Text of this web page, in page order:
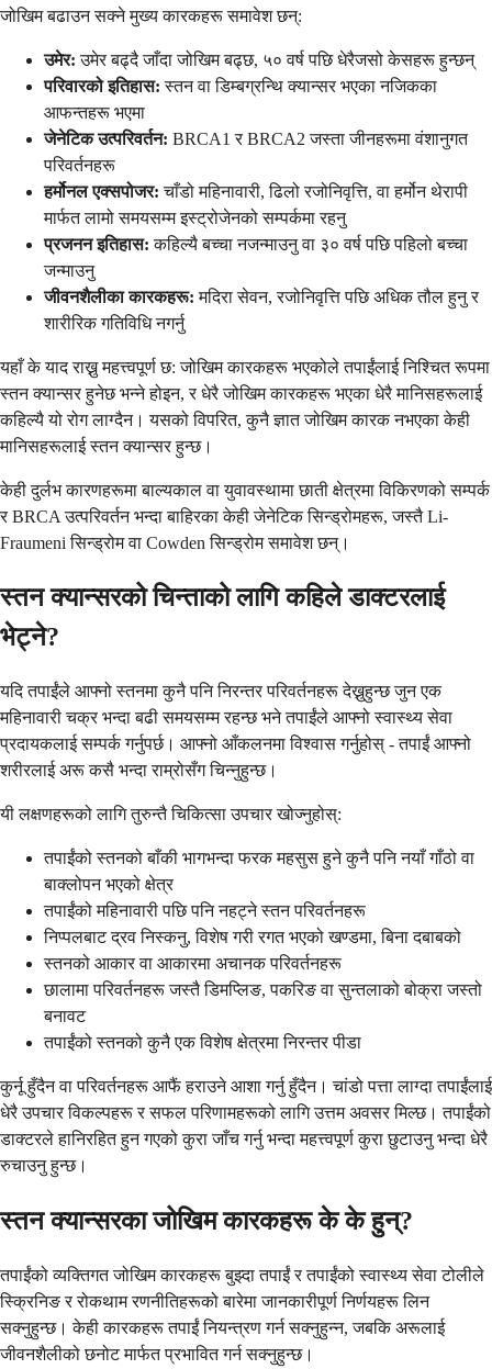
जोखिम बढाउन सक्ने मुख्य कारकहरू समावेश छन्:
उमेर: उमेर बढ्दै जाँदा जोखिम बढ्छ, ५० वर्ष पछि धेरैजसो केसहरू हुन्छन्
परिवारको इतिहास: स्तन वा डिम्बग्रन्थि क्यान्सर भएका नजिकका
आफन्तहरू भएमा
जेनेटिक उत्परिवर्तन: BRCA1 र BRCA2 जस्ता जीनहरूमा वंशानुगत
परिवर्तनहरू
हर्मोनल एक्सपोजर: चाँडो महिनावारी, ढिलो रजोनिवृत्ति, वा हर्मोन थेरापी
मार्फत लामो समयसम्म इस्ट्रोजेनको सम्पर्कमा रहनु
प्रजनन इतिहास: कहिल्यै बच्चा नजन्माउनु वा ३० वर्ष पछि पहिलो बच्चा
जन्माउनु
जीवनशैलीका कारकहरू: मदिरा सेवन, रजोनिवृत्ति पछि अधिक तौल हुनु र
शारीरिक गतिविधि नगर्नु
यहाँ के याद राख्नु महत्त्वपूर्ण छ: जोखिम कारकहरू भएकोले तपाईंलाई निश्चित रूपमा
स्तन क्यान्सर हुनेछ भन्ने होइन, र धेरै जोखिम कारकहरू भएका धेरै मानिसहरूलाई
कहिल्यै यो रोग लाग्दैन। यसको विपरित, कुनै ज्ञात जोखिम कारक नभएका केही
मानिसहरूलाई स्तन क्यान्सर हुन्छ।
केही दुर्लभ कारणहरूमा बाल्यकाल वा युवावस्थामा छाती क्षेत्रमा विकिरणको सम्पर्क
र BRCA उत्परिवर्तन भन्दा बाहिरका केही जेनेटिक सिन्ड्रोमहरू, जस्तै Li-
Fraumeni सिन्ड्रोम वा Cowden सिन्ड्रोम समावेश छन्।
स्तन क्यान्सरको चिन्ताको लागि कहिले डाक्टरलाई
भेट्ने?
यदि तपाईंले आफ्नो स्तनमा कुनै पनि निरन्तर परिवर्तनहरू देख्नुहुन्छ जुन एक
महिनावारी चक्र भन्दा बढी समयसम्म रहन्छ भने तपाईंले आफ्नो स्वास्थ्य सेवा
प्रदायकलाई सम्पर्क गर्नुपर्छ। आफ्नो आँकलनमा विश्वास गर्नुहोस् - तपाईं आफ्नो
शरीरलाई अरू कसै भन्दा राम्रोसँग चिन्नुहुन्छ।
यी लक्षणहरूको लागि तुरुन्तै चिकित्सा उपचार खोज्नुहोस्:
तपाईंको स्तनको बाँकी भागभन्दा फरक महसुस हुने कुनै पनि नयाँ गाँठो वा
बाक्लोपन भएको क्षेत्र
तपाईंको महिनावारी पछि पनि नहट्ने स्तन परिवर्तनहरू
निप्पलबाट द्रव निस्कनु, विशेष गरी रगत भएको खण्डमा, बिना दबाबको
स्तनको आकार वा आकारमा अचानक परिवर्तनहरू
छालामा परिवर्तनहरू जस्तै डिमप्लिङ, पकरिङ वा सुन्तलाको बोक्रा जस्तो
बनावट
तपाईंको स्तनको कुनै एक विशेष क्षेत्रमा निरन्तर पीडा
कुर्नू हुँदैन वा परिवर्तनहरू आफैं हराउने आशा गर्नु हुँदैन। चांडो पत्ता लाग्दा तपाईंलाई
धेरै उपचार विकल्पहरू र सफल परिणामहरूको लागि उत्तम अवसर मिल्छ। तपाईंको
डाक्टरले हानिरहित हुन गएको कुरा जाँच गर्नु भन्दा महत्त्वपूर्ण कुरा छुटाउनु भन्दा धेरै
रुचाउनु हुन्छ।
स्तन क्यान्सरका जोखिम कारकहरू के के हुन्?
तपाईंको व्यक्तिगत जोखिम कारकहरू बुझ्दा तपाईं र तपाईंको स्वास्थ्य सेवा टोलीले
स्क्रिनिङ र रोकथाम रणनीतिहरूको बारेमा जानकारीपूर्ण निर्णयहरू लिन
सक्नुहुन्छ। केही कारकहरू तपाईं नियन्त्रण गर्न सक्नुहुन्न, जबकि अरूलाई
जीवनशैलीको छनोट मार्फत प्रभावित गर्न सक्नुहुन्छ।